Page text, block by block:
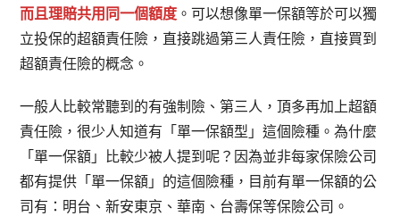
而且理賠共用同一個額度 。可以想像單一保額等於可以獨
立投保的超額責任險，直接跳過第三人責任險，直接買到
超額責任險的概念。
一般人比較常聽到的有強制險、第三人，頂多再加上超額
責任險，很少人知道有「單一保額型」這個險種。為什麼
「單一保額」比較少被人提到呢？因為並非每家保險公司
都有提供「單一保額」的這個險種，目前有單一保額的公
司有：明台、新安東京、華南、台壽保等保險公司。